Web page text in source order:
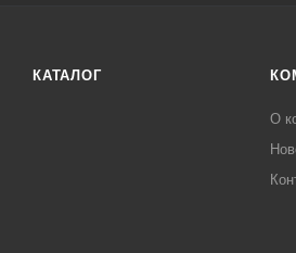
КАТАЛОГ
О